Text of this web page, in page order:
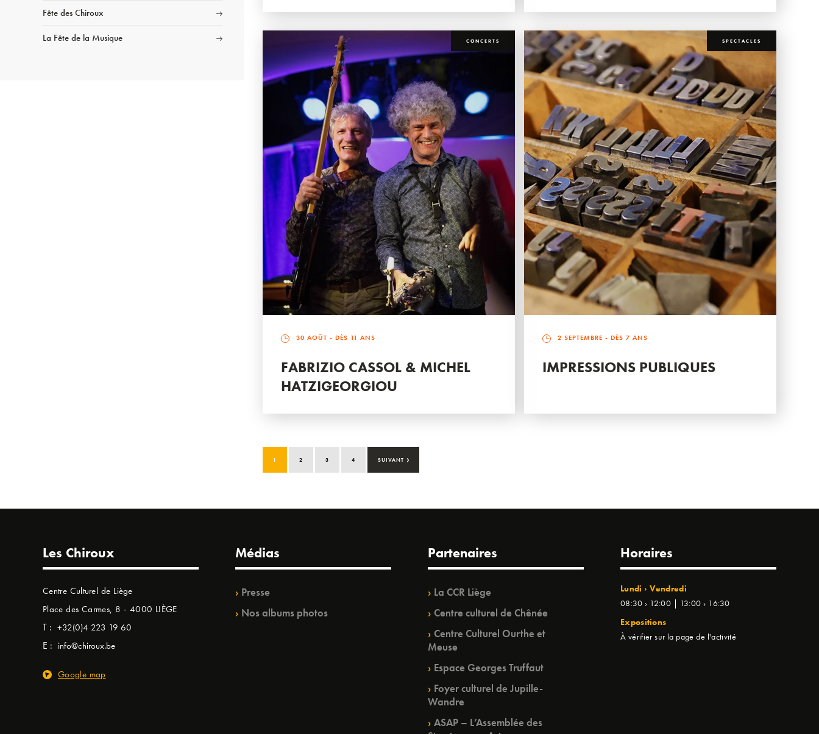
Fête des Chiroux
La Fête de la Musique CONCERTS
30 AOÛT - DÈS 11 ANS
FABRIZIO CASSOL & MICHEL
HATZIGEORGIOU
SPECTACLES
2 SEPTEMBRE - DÈS 7 ANS
IMPRESSIONS PUBLIQUES
1 2 3 4 SUIVANT ›
Les Chiroux
Centre Culturel de Liège
Place des Carmes, 8 - 4000 LIÈGE
T : +32(0)4 223 19 60
E : info@chiroux.be
Google map
Médias
Presse
Nos albums photos
Partenaires
La CCR Liège
Centre culturel de Chênée
Centre Culturel Ourthe et
Meuse
Espace Georges Truffaut
Foyer culturel de Jupille-
Wandre
ASAP – L’Assemblée des
Horaires
Lundi › Vendredi
08:30 › 12:00 | 13:00 › 16:30
Expositions
À vérifier sur la page de l'activité